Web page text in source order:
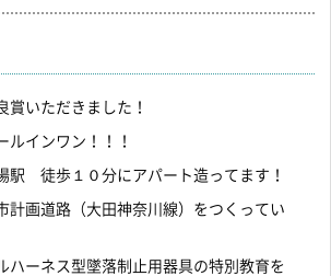
賞いただきました！
ルインワン！！！
駅 徒歩１０分にアパート造ってます！
計画道路（大田神奈川線）をつくってい
ハーネス型墜落制止用器具の特別教育を